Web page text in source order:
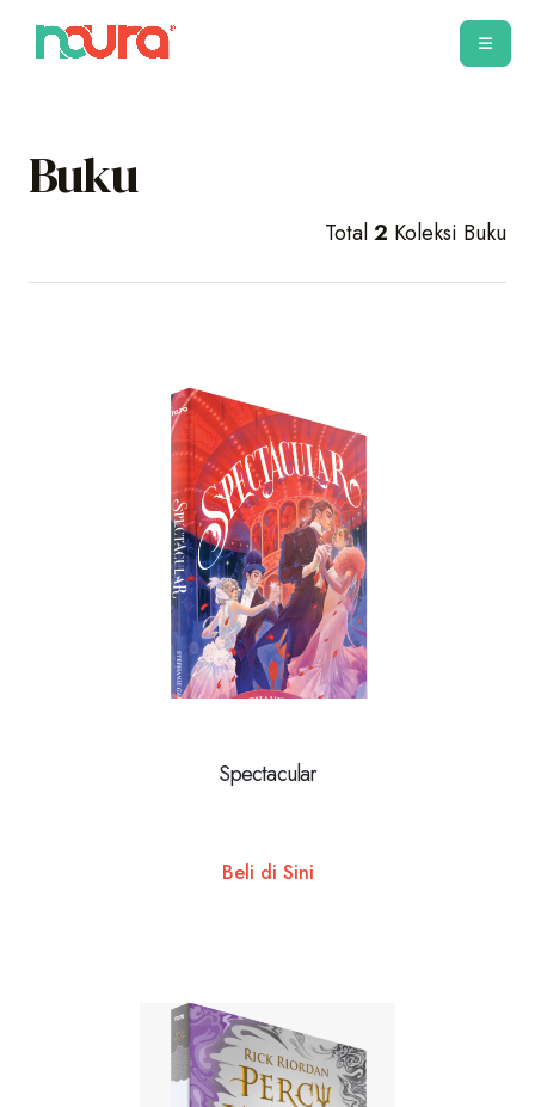
Buku
Total2 Koleksi Buku
Spectacular
Beli di Sini